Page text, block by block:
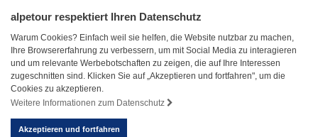
alpetour respektiert Ihren Datenschutz
Warum Cookies? Einfach weil sie helfen, die Website nutzbar zu machen,
Ihre Browsererfahrung zu verbessern, um mit Social Media zu interagieren
und um relevante Werbebotschaften zu zeigen, die auf Ihre Interessen
zugeschnitten sind. Klicken Sie auf „Akzeptieren und fortfahren", um die
Cookies zu akzeptieren.
Weitere Informationen zum Datenschutz
Akzeptieren und fortfahren